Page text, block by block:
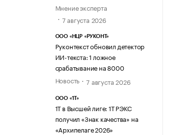
Мнение эксперта
7 августа 2026
ООО «НЦР «РУКОНТ»
Руконтекст обновил детектор
ИИ-текста: 1 ложное
срабатывание на 8000
Новость
7 августа 2026
ООО «1Т»
1Т в Высшей лиге: 1Т РЭКС
получил «Знак качества» на
«Архипелаге 2026»